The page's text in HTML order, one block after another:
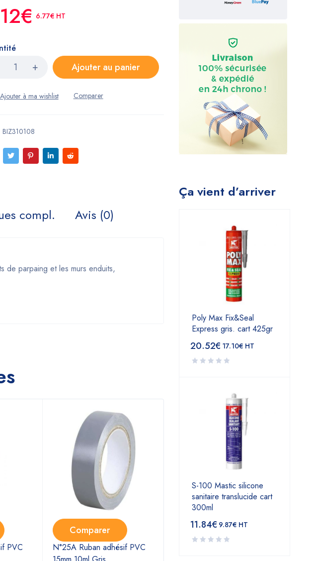
€ 6.77€ HT
Ajouter au panier
BIZ310108
compl. Avis (0)
de parpaing et les murs enduits,
PVC
Comparer
N°25A Ruban adhésif PVC
Comparer
Ça vient d’arriver
Poly Max Fix&Seal
Express gris. cart 425gr
20.52€ 17.10€ HT
S-100 Mastic silicone
sanitaire translucide cart
300ml
11.84€ 9.87€ HT